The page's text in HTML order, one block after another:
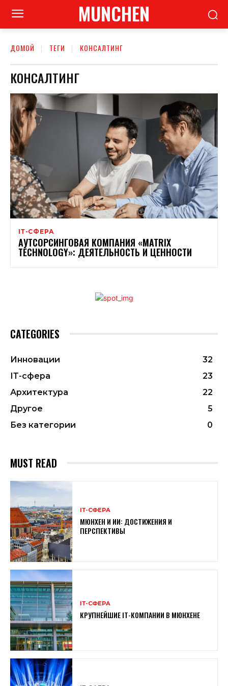
MUNCHEN
ДОМОЙ ТЕГИ КОНСАЛТИНГ
КОНСАЛТИНГ
ІТ-СФЕРА
АУТСОРСИНГОВАЯ КОМПАНИЯ «MATRIX
TECHNOLOGY»: ДЕЯТЕЛЬНОСТЬ И ЦЕННОСТИ
CATEGORIES
Инновации
32
ІТ-сфера
23
Архитектура
22
Другое
5
Без категории
0
MUST READ
ІТ-СФЕРА
МЮНХЕН И ИИ: ДОСТИЖЕНИЯ И
ПЕРСПЕКТИВЫ
ІТ-СФЕРА
КРУПНЕЙШИЕ IT-КОМПАНИИ В МЮНХЕНЕ